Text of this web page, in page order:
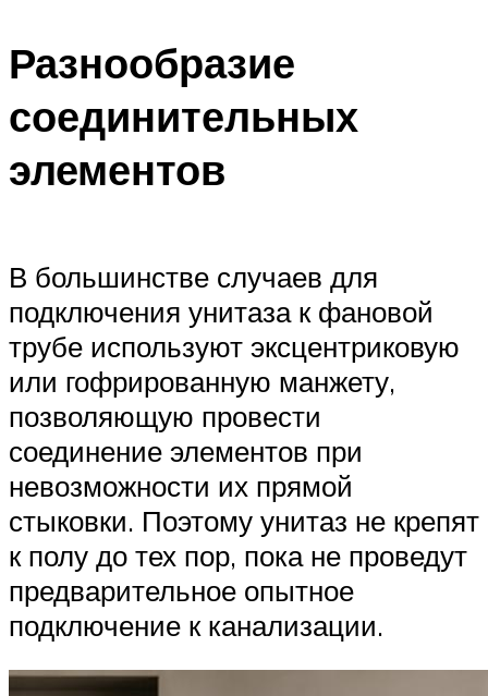
Разнообразие
соединительных
элементов
В большинстве случаев для
подключения унитаза к фановой
трубе используют эксцентриковую
или гофрированную манжету,
позволяющую провести
соединение элементов при
невозможности их прямой
стыковки. Поэтому унитаз не крепят
к полу до тех пор, пока не проведут
предварительное опытное
подключение к канализации.